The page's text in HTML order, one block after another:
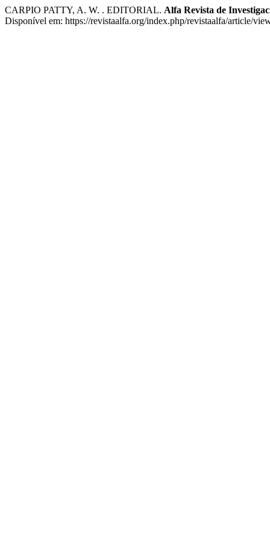
CARPIO PATTY, A. W. . EDITORIAL. Alfa Revista de
Disponível em: https://revistaalfa.org/index.php/revistaalfa/article/